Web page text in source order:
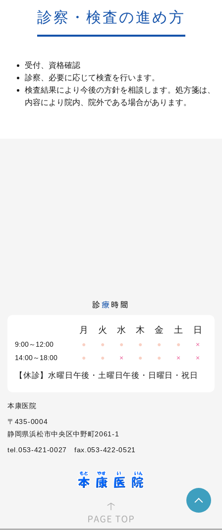
診察・検査の進め方
受付、資格確認
診察、必要に応じて検査を行います。
検査結果により今後の方針を相談します。処方箋は、
内容により院内、院外である場合があります。
診 療 時間
月 火 水 木 金 土 日
9:00～12:00 ● ● ● ● ● ●
×
14:00～18:00
● ● × ● ● × ×
【休診】水曜日午後・土曜日午後・日曜日・祝日
本康医院
〒435-0004
静岡県浜松市中央区中野町2061-1
tel.053-421-0027
fax.053-422-0521